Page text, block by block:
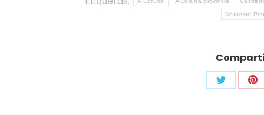
Noroeste
Share